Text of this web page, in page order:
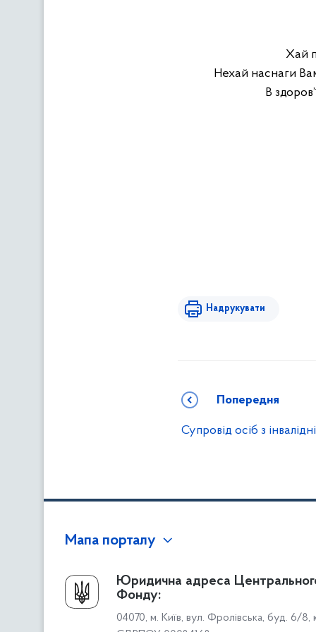
Хай
Нехай наснаги
В здоров’
Надрукувати
Попередня
Супровід осіб з
Мапа порталу
Про Фонд
Керівництво
Структура Фонду
Юридична адреса
Фонду:
04070, м. Київ, вул. Фролівська, буд. 6/8,